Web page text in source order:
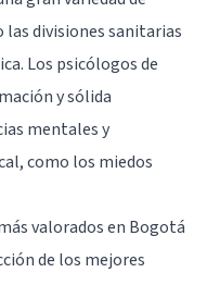
las divisiones sanitarias
Los psicólogos de
y sólida
mentales y
como los miedos
valorados en Bogotá
de los mejores